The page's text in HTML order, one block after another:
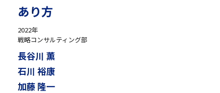
あり方
2022年
戦略コンサルティング部
長谷川 薫
石川 裕康
加藤 隆一